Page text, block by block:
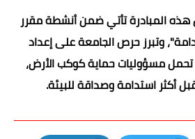
هذه المبادرة تأتي ضمن أنشطة مقرر
وتبرز حرص الجامعة على إعداد
تحمل مسؤوليات حماية كوكب الأرض،
أكثر استدامة وصداقة للبيئة.